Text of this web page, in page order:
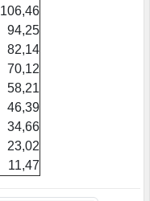
106,46
94,25
82,14
70,12
58,21
46,39
34,66
23,02
11,47